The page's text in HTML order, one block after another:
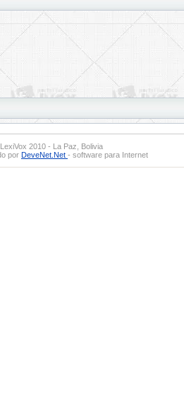
LexiVox 2010 - La Paz, Bolivia
por DeveNet.Net - software para Internet